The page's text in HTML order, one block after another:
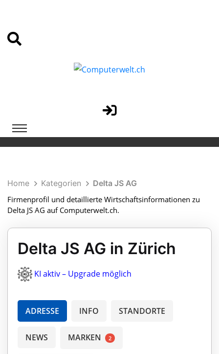
Home Kategorien
Delta JS AG
Firmenprofil und detaillierte Wirtschaftsinformationen zu
Delta JS AG auf Computerwelt.ch.
Delta JS AG in Zürich
KI aktiv – Upgrade möglich
ADRESSE INFO STANDORTE
NEWS MARKEN 2